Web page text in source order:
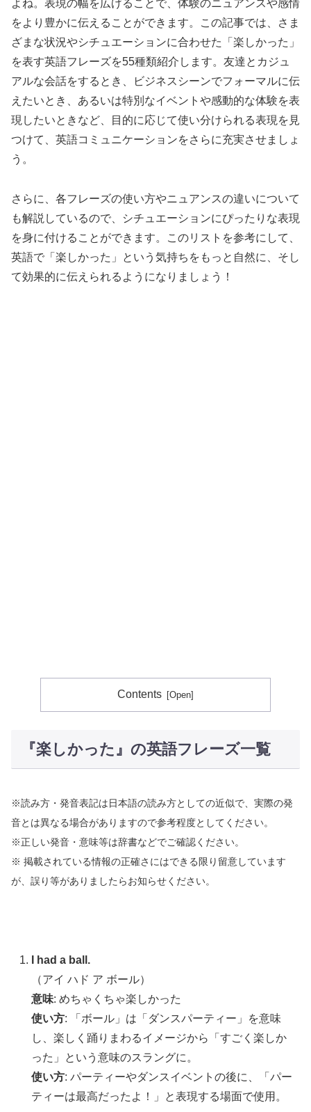
よね。表現の幅を広げることで、体験のニュアンスや感情
をより豊かに伝えることができます。この記事では、さま
ざまな状況やシチュエーションに合わせた「楽しかった」
を表す英語フレーズを55種類紹介します。友達とカジュ
アルな会話をするとき、ビジネスシーンでフォーマルに伝
えたいとき、あるいは特別なイベントや感動的な体験を表
現したいときなど、目的に応じて使い分けられる表現を見
つけて、英語コミュニケーションをさらに充実させましょ
う。
さらに、各フレーズの使い方やニュアンスの違いについて
も解説しているので、シチュエーションにぴったりな表現
を身に付けることができます。このリストを参考にして、
英語で「楽しかった」という気持ちをもっと自然に、そし
て効果的に伝えられるようになりましょう！
Contents
『楽しかった』の英語フレーズ一覧
※読み方・発音表記は日本語の読み方としての近似で、実際の発
音とは異なる場合がありますので参考程度としてください。
※正しい発音・意味等は辞書などでご確認ください。
※ 掲載されている情報の正確さにはできる限り留意しています
が、誤り等がありましたらお知らせください。
I had a ball.
（アイ ハド ア ボール）
意味: めちゃくちゃ楽しかった
使い方: 「ボール」は「ダンスパーティー」を意味
し、楽しく踊りまわるイメージから「すごく楽しか
った」という意味のスラングに。
使い方: パーティーやダンスイベントの後に、「パー
ティーは最高だったよ！」と表現する場面で使用。